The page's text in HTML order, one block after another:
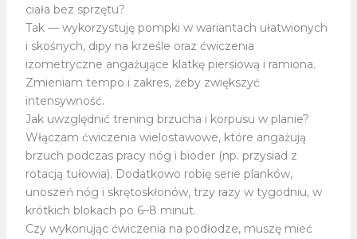
ciała bez sprzętu?
Tak — wykorzystuję pompki w wariantach ułatwionych
i skośnych, dipy na krześle oraz ćwiczenia
izometryczne angażujące klatkę piersiową i ramiona.
Zmieniam tempo i zakres, żeby zwiększyć
intensywność.
Jak uwzględnić trening brzucha i korpusu w planie?
Włączam ćwiczenia wielostawowe, które angażują
brzuch podczas pracy nóg i bioder (np. przysiad z
rotacją tułowia). Dodatkowo robię serie planków,
unoszeń nóg i skrętoskłonów, trzy razy w tygodniu, w
krótkich blokach po 6–8 minut.
Czy wykonując ćwiczenia na podłodze, muszę mieć